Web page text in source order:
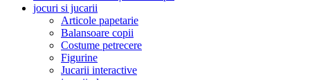
jocuri si jucarii
Articole papetarie
Balansoare copii
Costume petrecere
Figurine
Jucarii interactive